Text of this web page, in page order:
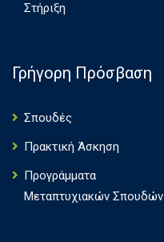
Στήριξη
Γρήγορη Πρόσβαση
Σπουδές
Πρακτική Άσκηση
Πρoγράμματα
Μεταπτυχιακών Σπουδών